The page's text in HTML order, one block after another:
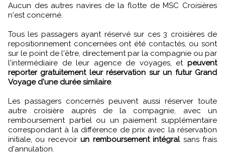
Aucun des autres navires de la flotte de MSC Croisières
n'est concerné.
Tous les passagers ayant réservé sur ces 3 croisières de
repositionnement concernées ont été contactés, ou sont
sur le point de l'être, directement par la compagnie ou par
l'intermédiaire de leur agence de voyages, et peuvent
reporter gratuitement leur réservation sur un futur Grand
Voyage d'une durée similaire.
Les passagers concernés peuvent aussi réserver toute
autre croisière auprès de la compagnie, avec un
remboursement partiel ou un paiement supplémentaire
correspondant à la différence de prix avec la réservation
initiale, ou recevoirun remboursement intégralsans frais
d'annulation.